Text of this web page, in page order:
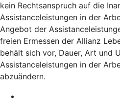
kein Rechtsanspruch auf die
Assistanceleistungen in der
Angebot der
freien Ermessen der Allianz
behält sich vor, Dauer, Art und
Assistanceleistungen in der
abzuändern.